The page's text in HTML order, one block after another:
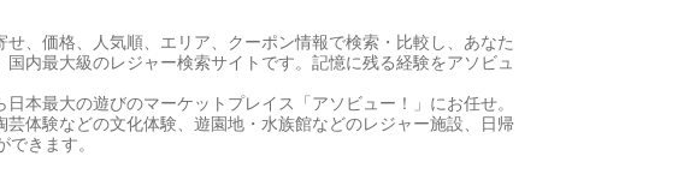
、価格、人気順、エリア、クーポン情報で検索・比較し、あなた
内最大級のレジャー検索サイトです。記憶に残る経験をアソビュ
本最大の遊びのマーケットプレイス「アソビュー！」にお任せ。
体験などの文化体験、遊園地・水族館などのレジャー施設、日帰
きます。